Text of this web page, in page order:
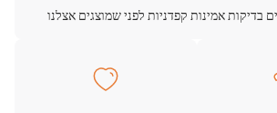
בדיקות אמינות קפדניות לפני שמוצגים אצלנו